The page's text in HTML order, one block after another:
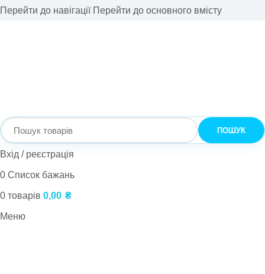
Перейти до навігації Перейти до основного вмісту
ПОШУК
Вхід / реєстрація
0 Список бажань
0 товарів 0,00 ₴
Меню